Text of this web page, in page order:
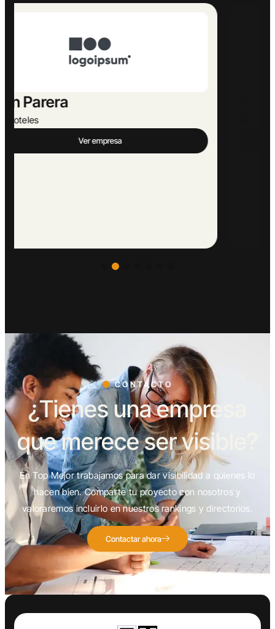
Europeu Parets de Baix
Ver empresa
CONTACTO
¿Tienes una empresa
que merece ser visible?
En Top Mejor trabajamos para dar visibilidad a quienes lo
hacen bien. Comparte tu proyecto con nosotros y
valoraremos incluirlo en nuestros rankings y directorios.
Contactar ahora